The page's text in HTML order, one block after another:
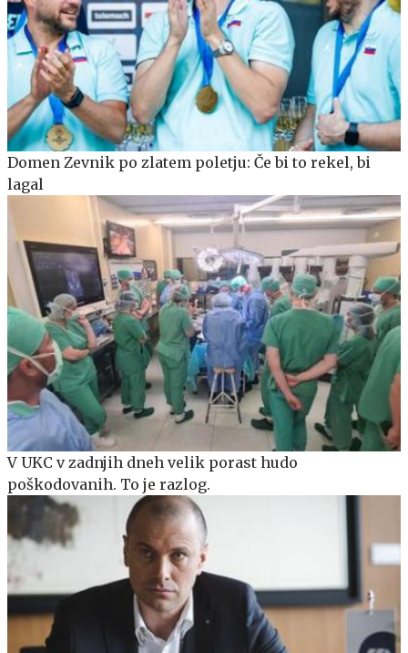
Domen Zevnik po zlatem poletju: Če bi to rekel, bi
lagal
V UKC v zadnjih dneh velik porast hudo
poškodovanih. To je razlog.